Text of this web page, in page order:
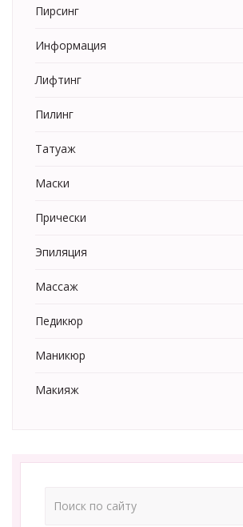
Пирсинг
Информация
Лифтинг
Пилинг
Татуаж
Маски
Прически
Эпиляция
Массаж
Педикюр
Маникюр
Макияж